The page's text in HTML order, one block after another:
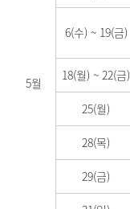
5월
6(수) ~19(금)
18(월) ~ 22(금)
25(월)
28(목)
29(금)